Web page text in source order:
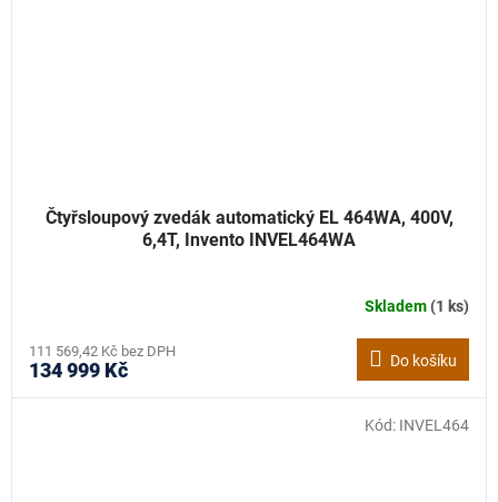
Čtyřsloupový zvedák automatický EL 464WA, 400V,
6,4T, Invento INVEL464WA
Skladem(1 ks)
111 569,42 Kč bez DPH
134 999 Kč Do košíku
Kód: INVEL464